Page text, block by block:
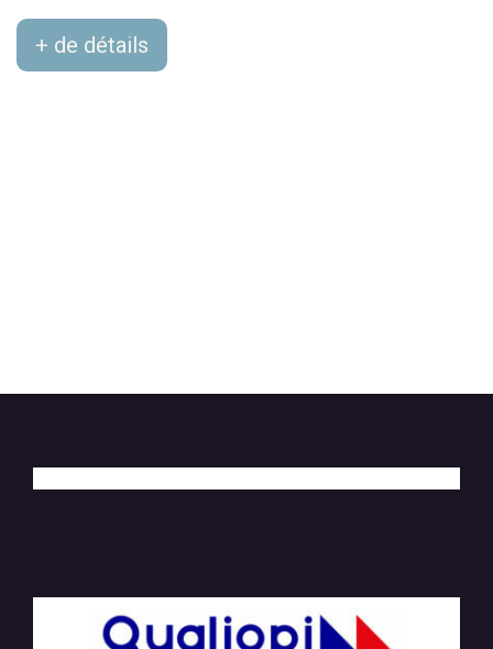
+ de détails